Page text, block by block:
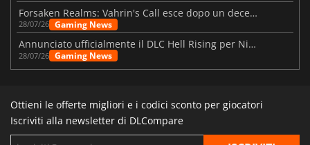
Forsaken Realms: Vahrin's Call esce dopo un decennio di sviluppo
28/07/26 Gaming News
Annunciato ufficialmente il DLC Hell Rising per Nioh 3
28/07/26 Gaming News
Ottieni le offerte migliori e i codici sconto per giocatori
Iscriviti alla newsletter di DLCompare